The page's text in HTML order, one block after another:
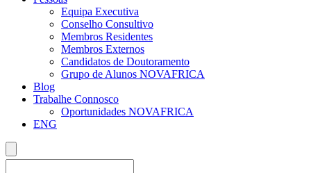
Equipa Executiva
Conselho Consultivo
Membros Residentes
Membros Externos
Candidatos de Doutoramento
Grupo de Alunos NOVAFRICA
Blog
Trabalhe Connosco
Oportunidades NOVAFRICA
ENG